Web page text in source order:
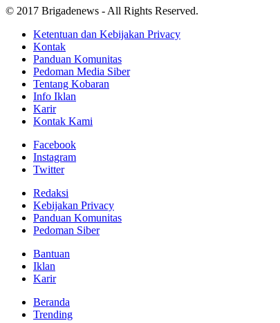
© 2017 Brigadenews - All Rights Reserved.
Ketentuan dan Kebijakan Privacy
Kontak
Panduan Komunitas
Pedoman Media Siber
Tentang Kobaran
Info Iklan
Karir
Kontak Kami
Facebook
Instagram
Twitter
Redaksi
Kebijakan Privacy
Panduan Komunitas
Pedoman Siber
Bantuan
Iklan
Karir
Beranda
Trending